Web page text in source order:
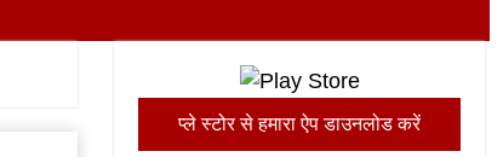
प्ले स्टोर से हमारा ऐप डाउनलोड करें